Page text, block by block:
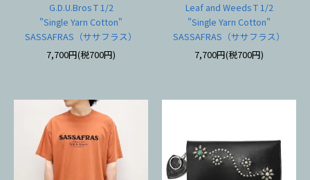
G.D.U.Bros T 1/2
"Single Yarn Cotton"
SASSAFRAS（ササフラス）
7,700円(税700円)
Leaf and Weeds T 1/2
"Single Yarn Cotton"
SASSAFRAS（ササフラス）
7,700円(税700円)